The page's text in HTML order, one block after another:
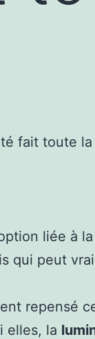
liée à
qui peut
repensé
elles, la